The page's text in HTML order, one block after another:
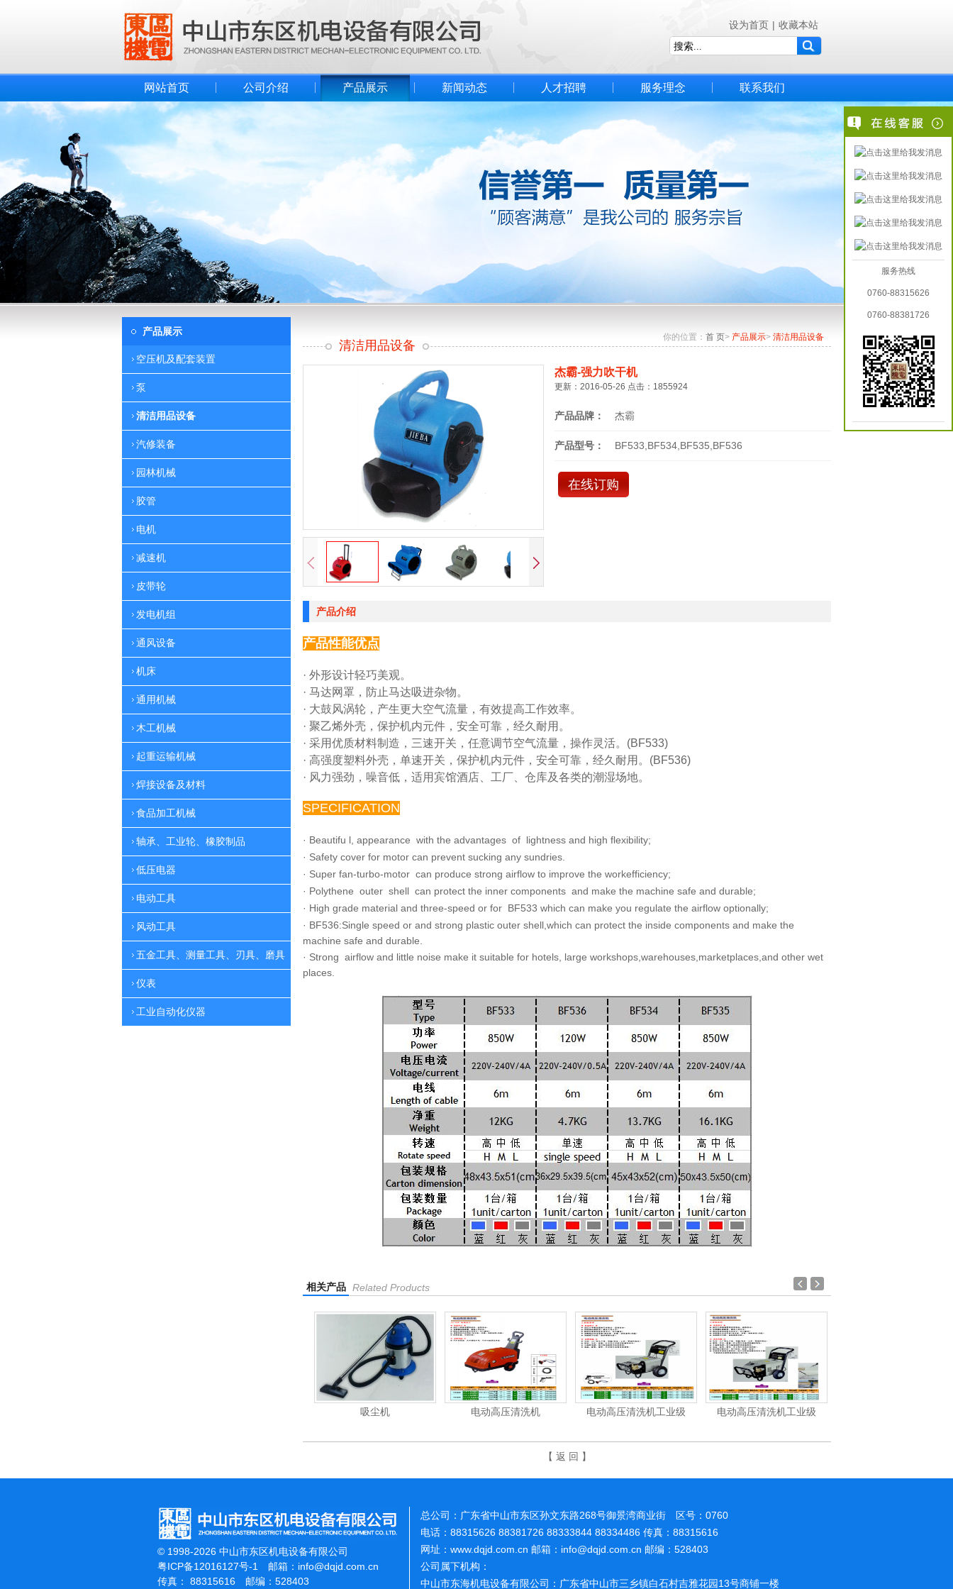
设为首页 | 收藏本站
网站首页 公司介绍 产品展示 新闻动态 人才招聘 服务理念 联系我们
产品展示
空压机及配套装置
泵
清洁用品设备
汽修装备
园林机械
胶管
电机
减速机
皮带轮
发电机组
通风设备
机床
通用机械
木工机械
起重运输机械
焊接设备及材料
食品加工机械
轴承、工业轮、橡胶制品
低压电器
电动工具
风动工具
五金工具、测量工具、刃具、磨具
仪表
工业自动化仪器
你的位置： 首 页> 产品展示> 清洁用品设备
清洁用品设备
杰霸-强力吹干机
更新：2016-05-26 点击：1855924
产品品牌： 杰霸
产品型号： BF533,BF534,BF535,BF536
在线订购
产品介绍
产品性能优点
· 外形设计轻巧美观。
· 马达网罩，防止马达吸进杂物。
· 大鼓风涡轮，产生更大空气流量，有效提高工作效率。
· 聚乙烯外壳，保护机内元件，安全可靠，经久耐用。
· 采用优质材料制造，三速开关，任意调节空气流量，操作灵活。(BF533)
· 高强度塑料外壳，单速开关，保护机内元件，安全可靠， 经久耐用。(BF536)
· 风力强劲，噪音低，适用宾馆酒店、工厂、仓库及各类的潮湿场地。
SPECIFICATION
· Beautifu l, appearance with the advantages of lightness and high flexibility;
· Safety cover for motor can prevent sucking any sundries.
· Super fan-turbo-motor can produce strong airflow to improve the workefficiency;
· Polythene outer shell can protect the inner components and make the machine safe and durable;
· High grade material and three-speed or for BF533 which can make you regulate the airflow optionally;
· BF536:Single speed or and strong plastic outer shell,which can protect the inside components and make the
machine safe and durable.
· Strong airflow and little noise make it suitable for hotels, large workshops,warehouses,marketplaces,and other wet
places.
相关产品 Related Products
吸尘机 电动高压清洗机 电动高压清洗机工业级 电动高压清洗机工业级
【 返 回 】
© 1998-2026 中山市东区机电设备有限公司
粤ICP备12016127号-1
邮箱： info@dqjd.com.cn
传真： 88315616 邮编：528403
总公司：广东省中山市东区孙文东路268号御景湾商业街 区号：0760
电话：88315626 88381726 88333844 88334486 传真：88315616
网址：www.dqjd.com.cn 邮箱：info@dqjd.com.cn 邮编：528403
公司属下机构：
中山市东海机电设备有限公司：广东省中山市三乡镇白石村吉雅花园13号商铺一楼
服务热线
0760-88315626
0760-88381726